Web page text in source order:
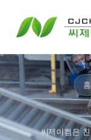
홈
씨제이켐은